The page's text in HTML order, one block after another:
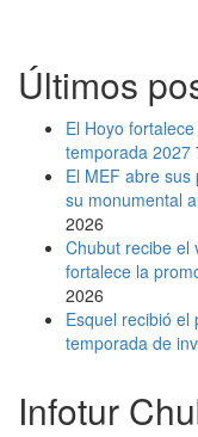
Últimos
El Hoyo
temporada 2027
El MEF abre
su monumental
2026
Chubut recibe el
fortalece la
2026
Esquel recibió
temporada de
Infotur